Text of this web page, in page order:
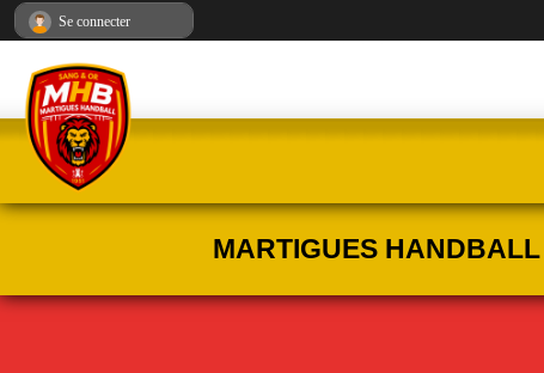
MARTIGUES
Se connecter
Panneau de gestion des cookies